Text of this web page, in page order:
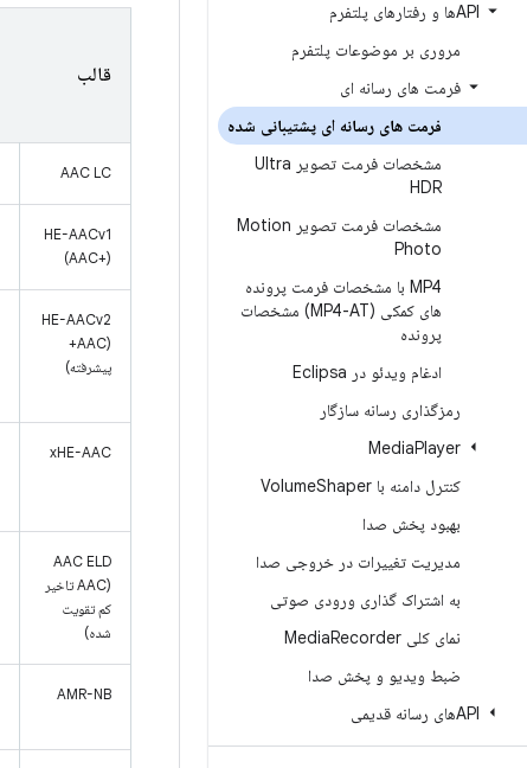
APIها و رفتارهای پلتفرم
مروری بر موضوعات پلتفرم
فرمت های رسانه ای
فرمت های رسانه ای پشتیبانی شده
مشخصات فرمت تصویر Ultra
HDR
مشخصات فرمت تصویر Motion
Photo
MP4 با مشخصات فرمت پرونده
های کمکی (MP4-AT) مشخصات
پرونده
ادغام ویدئو در Eclipsa
رمزگذاری رسانه سازگار
MediaPlayer
کنترل دامنه با Volume Shaper
بهبود پخش صدا
مدیریت تغییرات در خروجی صدا
به اشتراک گذاری ورودی صوتی
نمای کلی Media Recorder
ضبط ویدیو و پخش صدا
APIهای رسانه قدیمی
قالب
AAC LC
HE-AACv1
(AAC+)
HE-AACv2
(AAC+
پیشرفته)
xHE-AAC
AAC ELD
(AAC تاخیر
کم تقویت
شده)
AMR-NB